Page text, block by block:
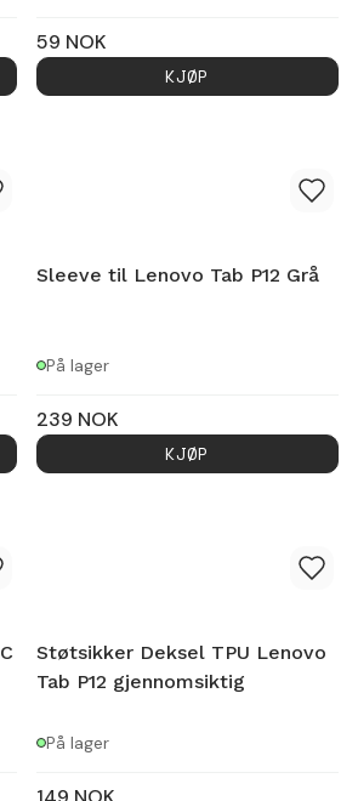
59 NOK
KJØP
Sleeve til Lenovo Tab P12 Grå
På lager
239 NOK
KJØP
Støtsikker Deksel TPU Lenovo
Tab P12 gjennomsiktig
På lager